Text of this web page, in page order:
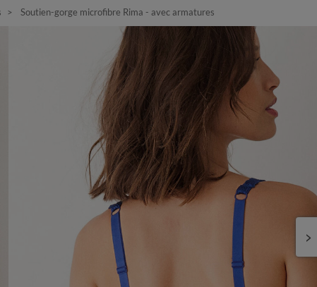
Soutien-gorge microfibre Rima - avec armatures